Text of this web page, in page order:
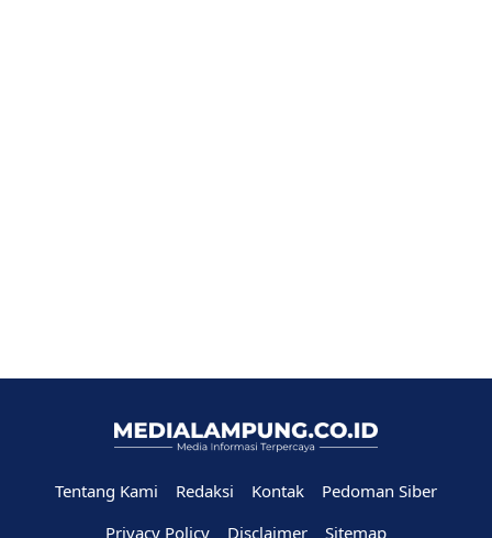
Tentang Kami Redaksi Kontak
Pedoman Siber
Privacy Policy
Disclaimer Sitemap